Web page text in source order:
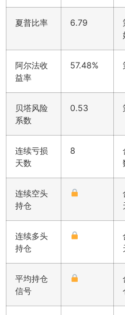
夏普比率 6.79
阿尔法收
益率
57.48%
贝塔风险
系数
0.53
连续亏损
天数
8
连续空头
持仓
连续多头
持仓
平均持仓
信号